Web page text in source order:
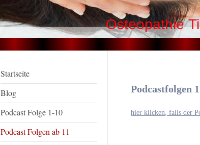
Osteopathie
Startseite
Blog
Podcast Folge 1-10
Podcast Folgen ab 11
Podcastfolgen
hier klicken, falls der